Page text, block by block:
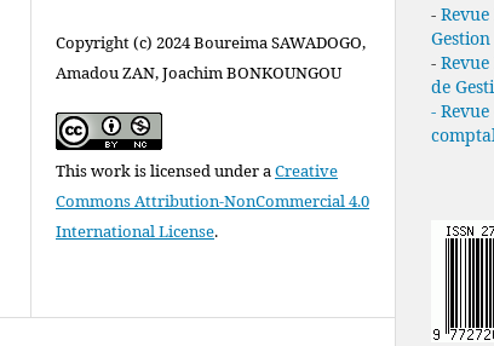
Copyright (c) 2024 Boureima SAWADOGO,
Amadou ZAN, Joachim BONKOUNGOU
This work is licensed under aCreative
Commons Attribution-NonCommercial 4.0
International License.
-
Gestion
-
de
-